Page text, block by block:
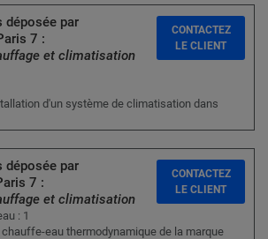
déposée par
7 :
et climatisation
d'un système de climatisation dans
CONTACTEZ
LE CLIENT
déposée par
7 :
et climatisation
: 1
eau thermodynamique de la marque
CONTACTEZ
LE CLIENT